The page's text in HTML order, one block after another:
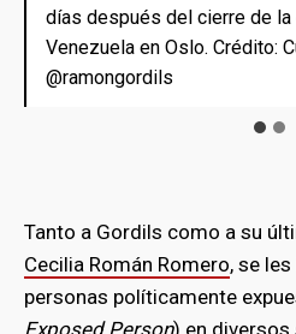
días después del cierre de la
Venezuela en Oslo. Crédito:
@ramongordils
Caracas. Crédito: Cuenta X
@ramongordils
Tanto a Gordils como a su
Cecilia Román Romero, se
personas políticamente